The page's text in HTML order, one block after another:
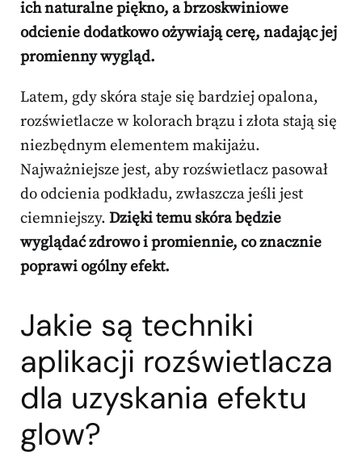
ich naturalne piękno, a brzoskwiniowe
odcienie dodatkowo ożywiają cerę, nadając jej
promienny wygląd.
Latem, gdy skóra staje się bardziej opalona,
rozświetlacze w kolorach brązu i złota stają się
niezbędnym elementem makijażu.
Najważniejsze jest, aby rozświetlacz pasował
do odcienia podkładu, zwłaszcza jeśli jest
ciemniejszy. Dzięki temu skóra będzie
wyglądać zdrowo i promiennie, co znacznie
poprawi ogólny efekt.
Jakie są techniki
aplikacji rozświetlacza
dla uzyskania efektu
glow?